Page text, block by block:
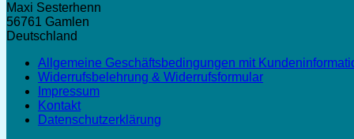
Maxi Sesterhenn
56761 Gamlen
Deutschland
Allgemeine Geschäftsbedingungen mit
Widerrufsbelehrung & Widerrufsformular
Impressum
Kontakt
Datenschutzerklärung